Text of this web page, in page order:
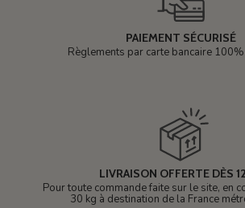
PAIEMENT SÉCURISÉ
Règlements par carte bancaire
LIVRAISON OFFERTE DÈS
Pour toute commande faite sur le site, en
30 kg à destination de la France